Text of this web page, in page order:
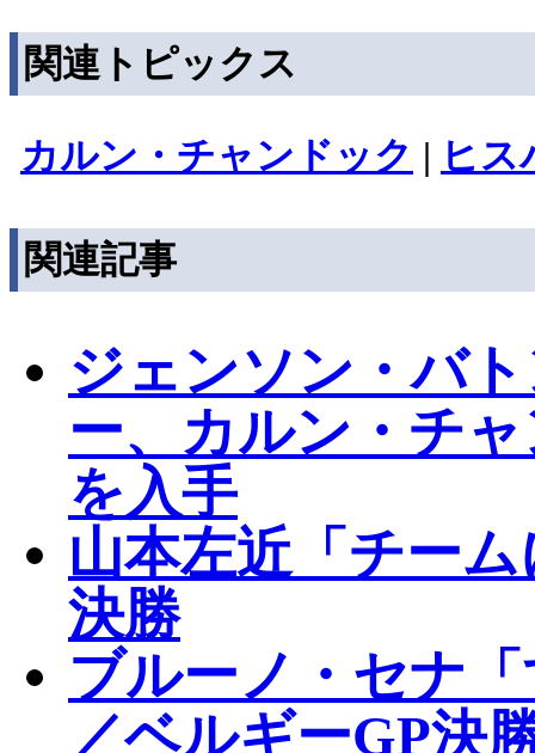
関連トピックス
カルン・チャンドック | ヒス
関連記事
ジェンソン・バ
ー、カルン・チ
を入手
山本左近「チー
決勝
ブルーノ・セナ
／ベルギーGP決